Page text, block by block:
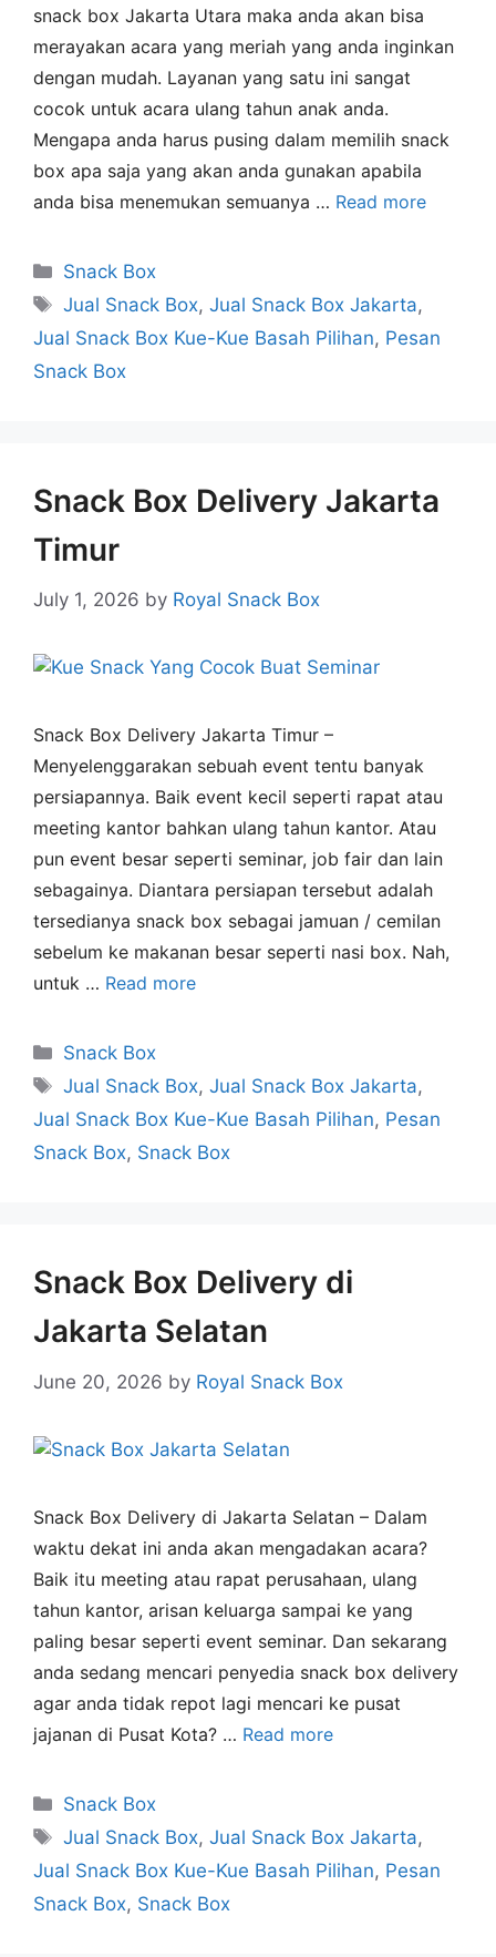
snack box Jakarta Utara maka anda akan bisa
merayakan acara yang meriah yang anda inginkan
dengan mudah. Layanan yang satu ini sangat
cocok untuk acara ulang tahun anak anda.
Mengapa anda harus pusing dalam memilih snack
box apa saja yang akan anda gunakan apabila
anda bisa menemukan semuanya … Read more
Snack Box
Jual Snack Box,Jual Snack Box Jakarta,
Jual Snack Box Kue-Kue Basah Pilihan, Pesan
Snack Box
Snack Box Delivery Jakarta
Timur
July 1, 2026 by Royal Snack Box
Snack Box Delivery Jakarta Timur –
Menyelenggarakan sebuah event tentu banyak
persiapannya. Baik event kecil seperti rapat atau
meeting kantor bahkan ulang tahun kantor. Atau
pun event besar seperti seminar, job fair dan lain
sebagainya. Diantara persiapan tersebut adalah
tersedianya snack box sebagai jamuan / cemilan
sebelum ke makanan besar seperti nasi box. Nah,
untuk … Read more
Snack Box
Jual Snack Box,Jual Snack Box Jakarta,
Jual Snack Box Kue-Kue Basah Pilihan, Pesan
Snack Box, Snack Box
Snack Box Delivery di
Jakarta Selatan
June 20, 2026 by Royal Snack Box
Snack Box Delivery di Jakarta Selatan – Dalam
waktu dekat ini anda akan mengadakan acara?
Baik itu meeting atau rapat perusahaan, ulang
tahun kantor, arisan keluarga sampai ke yang
paling besar seperti event seminar. Dan sekarang
anda sedang mencari penyedia snack box delivery
agar anda tidak repot lagi mencari ke pusat
jajanan di Pusat Kota? … Read more
Snack Box
Jual Snack Box,Jual Snack Box Jakarta,
Jual Snack Box Kue-Kue Basah Pilihan, Pesan
Snack Box, Snack Box